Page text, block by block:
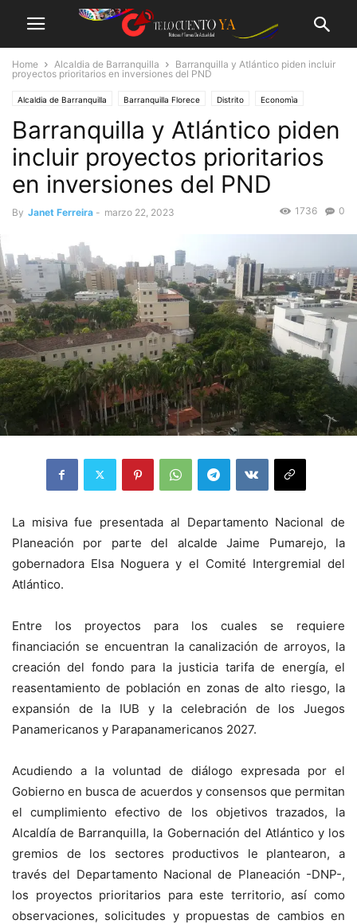
Home Alcaldia de Barranquilla
Barranquilla y Atlántico piden incluir
proyectos prioritarios en inversiones del PND
Alcaldia de Barranquilla Barranquilla Florece Distrito Economìa
Local
Barranquilla y Atlántico piden
incluir proyectos prioritarios
en inversiones del PND
By Janet Ferreira - marzo 22, 2023 0
1736
La misiva fue presentada al Departamento Nacional de
Planeación por parte del alcalde Jaime Pumarejo, la
gobernadora Elsa Noguera y el Comité Intergremial del
Atlántico.
Entre los proyectos para los cuales se requiere
financiación se encuentran la canalización de arroyos, la
creación del fondo para la justicia tarifa de energía, el
reasentamiento de población en zonas de alto riesgo, la
expansión de la IUB y la celebración de los Juegos
Panamericanos y Parapanamericanos 2027.
Acudiendo a la voluntad de diálogo expresada por el
Gobierno en busca de acuerdos y consensos que permitan
el cumplimiento efectivo de los objetivos trazados, la
Alcaldía de Barranquilla, la Gobernación del Atlántico y los
gremios de los sectores productivos le plantearon, a
través del Departamento Nacional de Planeación -DNP-,
los proyectos prioritarios para este territorio, así como
observaciones, solicitudes y propuestas de cambios en